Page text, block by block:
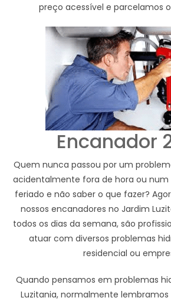
preço acessível e parcelamos
Encanador
Quem nunca passou por um
acidentalmente fora de hora ou num
feriado e não saber o que fazer?
nossos encanadores no Jardim
todos os dias da semana, são
atuar com diversos problemas
residencial ou
Quando pensamos em problemas
Luzitania, normalmente